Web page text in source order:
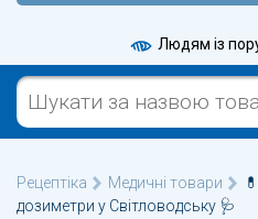
Людям із
Рецептіка Медичні товари
дозиметри у Світловодську 🩺